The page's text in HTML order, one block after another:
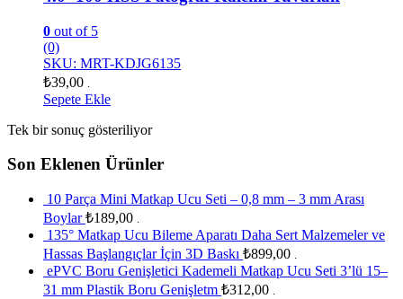
0 out of 5
(0)
SKU: MRT-KDJG6135
₺39,00
Sepete Ekle
Tek bir sonuç gösteriliyor
Son Eklenen Ürünler
10 Parça Mini Matkap Ucu Seti – 0,8 mm – 3 mm Arası
Boylar ₺189,00 .
135° Matkap Ucu Bileme Aparatı Daha Sert Malzemeler ve
Hassas Başlangıçlar İçin 3D Baskı ₺899,00 .
ePVC Boru Genişletici Kademeli Matkap Ucu Seti 3’lü 15–
31 mm Plastik Boru Genişletm ₺312,00 .